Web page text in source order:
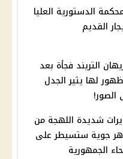
الدستورية العليا
القديم
التريند فجأة بعد
لها يثير الجدل
الصور!
شديدة اللهجة من
جوية ستسيطر على
الجمهورية